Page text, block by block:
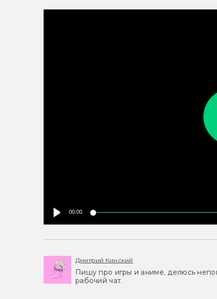
00:00
Дмитрий Кинский
Пишу про игры и аниме, делюсь
рабочий чат.